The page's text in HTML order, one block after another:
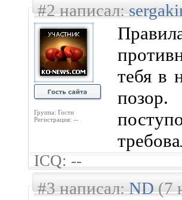
#2 написал:
Группа: Гости
Регистрация: --
тебя в
ICQ: --
#3 написал:ND(7